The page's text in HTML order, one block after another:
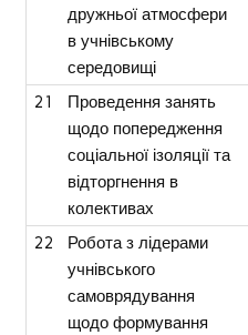
дружньої атмосфери
в учнівському
середовищі
21
Проведення занять
щодо попередження
соціальної ізоляції та
відторгнення в
колективах
22
Робота з лідерами
учнівського
самоврядування
щодо формування